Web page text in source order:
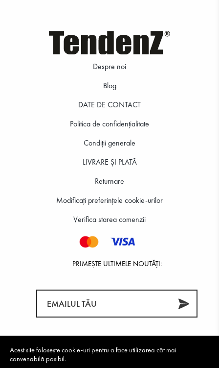
Despre noi
Blog
DATE DE CONTACT
Politica de confidenţialitate
Condiții generale
LIVRARE ȘI PLATĂ
Returnare
Modificați preferințele cookie-urilor
Verifica starea comenzii
PRIMEȘTE ULTIMELE NOUTĂȚI:
Acest site folosește cookie-uri pentru a face utilizarea cât mai
convenabilă posibil.